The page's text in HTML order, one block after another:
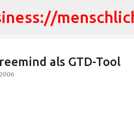
als GTD-Tool